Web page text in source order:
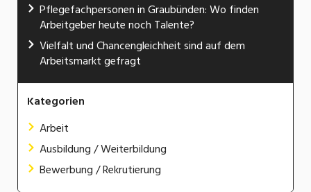
Pflegefachpersonen in Graubünden: Wo finden
Arbeitgeber heute noch Talente?
Vielfalt und Chancengleichheit sind auf dem
Arbeitsmarkt gefragt
Kategorien
Arbeit
Ausbildung / Weiterbildung
Bewerbung / Rekrutierung